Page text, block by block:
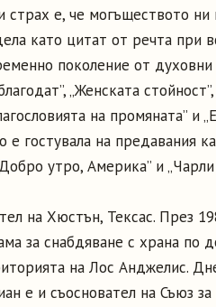
страх е, че могъществото
като цитат от речта при
поколение от духовни
„Женската
на промяната” и
е гостувала на предавания
утро, Америка” и „Чарли
на Хюстън, Тексас. През
за снабдяване с храна
на Лос Анджелис.
е и съосновател на Съюз